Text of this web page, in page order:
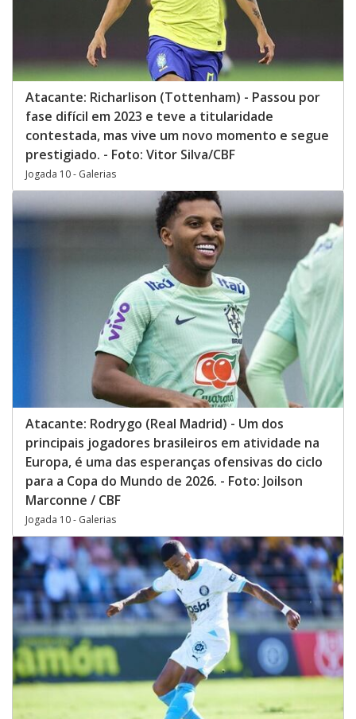
Atacante: Richarlison (Tottenham) - Passou por
fase difícil em 2023 e teve a titularidade
contestada, mas vive um novo momento e segue
prestigiado. - Foto: Vitor Silva/CBF
Jogada 10 - Galerias
Atacante: Rodrygo (Real Madrid) - Um dos
principais jogadores brasileiros em atividade na
Europa, é uma das esperanças ofensivas do ciclo
para a Copa do Mundo de 2026. - Foto: Joilson
Marconne / CBF
Jogada 10 - Galerias